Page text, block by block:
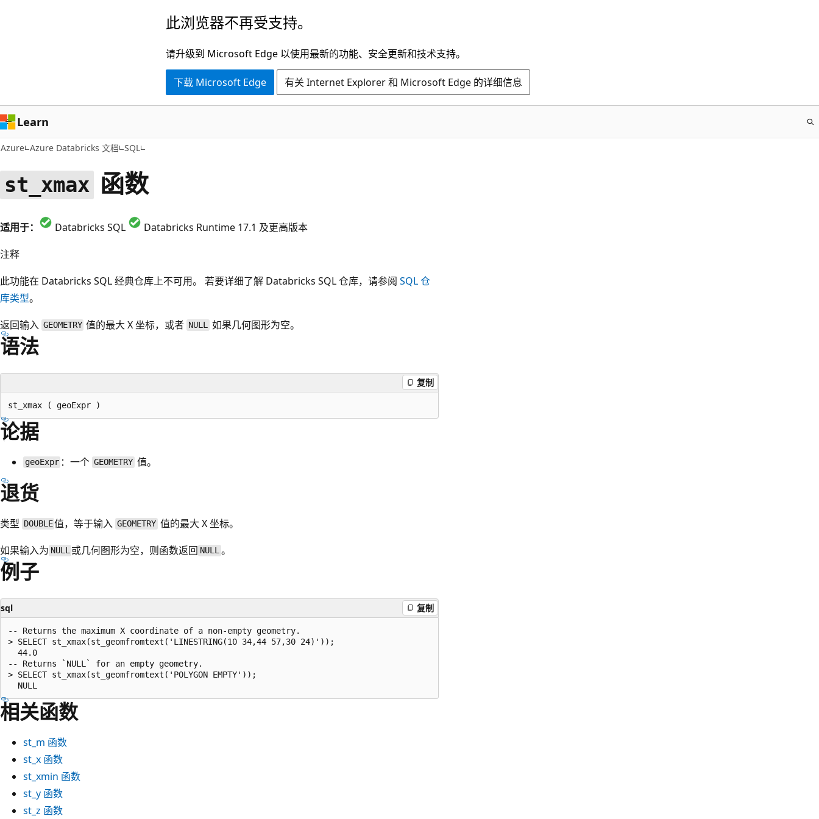
容
此浏览器不再受支持。
请升级到 Microsoft Edge 以使用最新的功能、安全更新和技术支持。
下载 Microsoft Edge 有关 Internet Explorer 和 Microsoft Edge 的详细信息
Learn
Azure Azure Databricks 文档 SQL
st_xmax 函数
适用于： Databricks SQL
Databricks Runtime 17.1 及更高版本
注释
此功能在 Databricks SQL 经典仓库上不可用。 若要详细了解 Databricks SQL 仓库，请参阅 SQL 仓
库类型。
返回输入 GEOMETRY 值的最大 X 坐标，或者 NULL如果几何图形为空。
语法
复制
论据
geoExpr ：一个 GEOMETRY 值。
退货
类型 DOUBLE值，等于输入 GEOMETRY 值的最大 X 坐标。
如果输入为 NULL 或几何图形为空，则函数返回 NULL。
例子
sql 复制
-- Returns the maximum X coordinate of a non-empty geometry.
> SELECT st_xmax(st_geomfromtext('LINESTRING(10 34,44 57,30 24)'));
  44.0
-- Returns `NULL` for an empty geometry.
> SELECT st_xmax(st_geomfromtext('POLYGON EMPTY'));
相关函数
st_m 函数
st_x 函数
st_xmin 函数
st_y 函数
st_z 函数